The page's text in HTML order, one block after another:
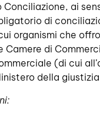
ai
di
organismi che
Camere di
(di cui
della